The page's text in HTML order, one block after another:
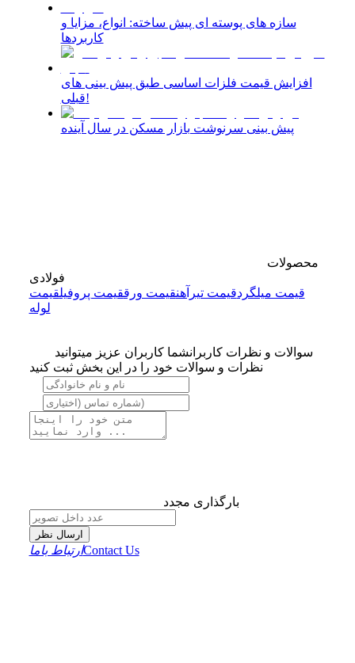
سازه های پوسته ای پیش ساخته: انواع، مزایا و
کاربردها
افزایش قیمت فلزات اساسی طبق پیش بینی های
قبلی!
پیش بینی سرنوشت بازار مسکن در سال آینده
محصولات
فولادی
قیمت میلگردقیمت تیرآهنقیمت ورققیمت پروفیلقیمت
لوله
سوالات و نظرات کاربرانشما کاربران عزیز میتوانید
نظرات و سوالات خود را در این بخش ثبت کنید
بارگذاری مجدد
ارسال نظر
ارتباط باماContact Us